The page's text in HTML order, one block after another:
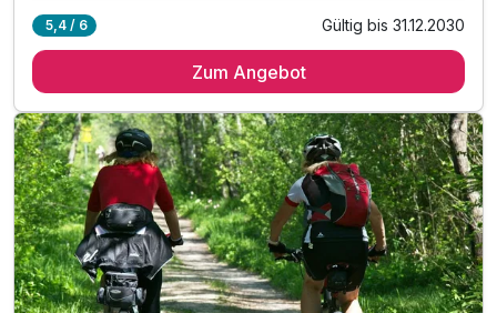
2 x reichhaltiges Frühstück vom Buffet
inkl. Übernachtung und Frühstück für 1 Kind
*inkl. Eintritt Museum Drai Eechelen (Festung)
*inkl. Eintritt MUDAM und viele weitere Museen
*inkl. Nutzung des Sauna- und Fitnessbereichs
*inkl. Eintritt: Kunst- und Naturkundemuseum
inkl. Voucher im Hotelshop
inkl. WLAN Nutzung
5,4 / 6 Gültig bis 31.12.2030
Zum Angebot